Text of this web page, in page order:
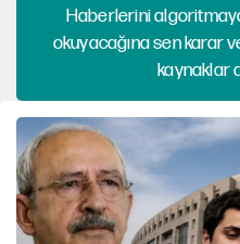
Haberlerini
okuyacağına sen karar
kaynaklar